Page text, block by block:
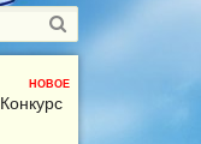
Конкурс
НОВОЕ